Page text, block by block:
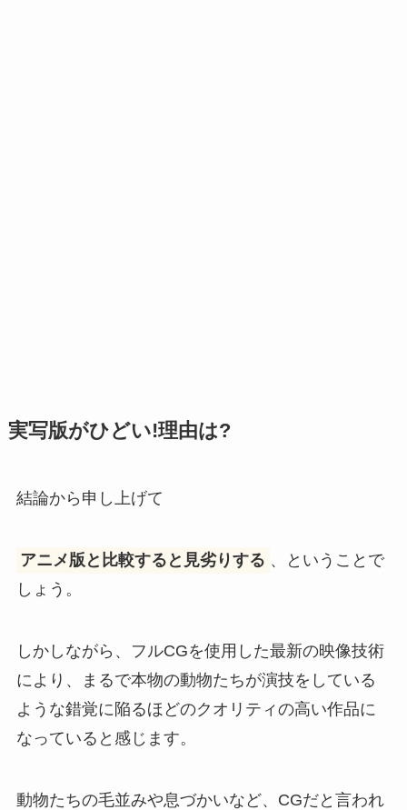
実写版がひどい!理由は?
結論から申し上げて
アニメ版と比較すると見劣りする 、ということで
しょう。
しかしながら、フルCGを使用した最新の映像技術
により、まるで本物の動物たちが演技をしている
ような錯覚に陥るほどのクオリティの高い作品に
なっていると感じます。
動物たちの毛並みや息づかいなど、CGだと言われ